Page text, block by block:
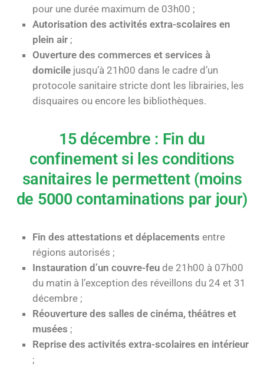
pour une durée maximum de 03h00 ;
Autorisation des activités extra-scolaires en
plein air ;
Ouverture des commerces et services à
domicile jusqu’à 21h00 dans le cadre d’un
protocole sanitaire stricte dont les librairies, les
disquaires ou encore les bibliothèques.
15 décembre : Fin du
confinement si les conditions
sanitaires le permettent (moins
de 5000 contaminations par jour)
Fin des attestations et déplacements entre
régions autorisés ;
Instauration d’un couvre-feu de 21h00 à 07h00
du matin à l’exception des réveillons du 24 et 31
décembre ;
Réouverture des salles de cinéma, théâtres et
musées ;
Reprise des activités extra-scolaires en intérieur
;